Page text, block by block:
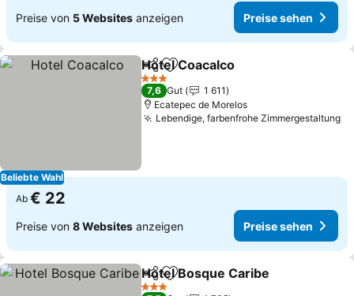
Preise von 5 Websites anzeigen Preise sehen
Beliebte Wahl
TeilenZu Favoriten hinzufügen
Hotel Coacalco
3 Sterne
7,6 Gut
1 611
Ecatepec de Morelos
Lebendige, farbenfrohe Zimmergestaltung
Ab € 22
Preise von 8 Websites anzeigen Preise sehen
TeilenZu Favoriten hinzufügen
Hotel Bosque Caribe
3 Sterne